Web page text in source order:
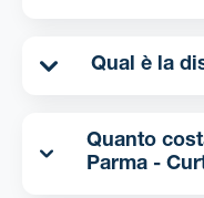
Quanto
Parma -